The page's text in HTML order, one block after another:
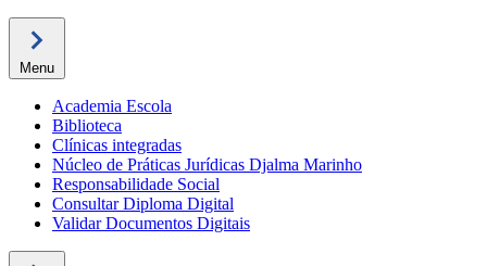
Menu
Academia Escola
Biblioteca
Clínicas integradas
Núcleo de Práticas Jurídicas Djalma Marinho
Responsabilidade Social
Consultar Diploma Digital
Validar Documentos Digitais